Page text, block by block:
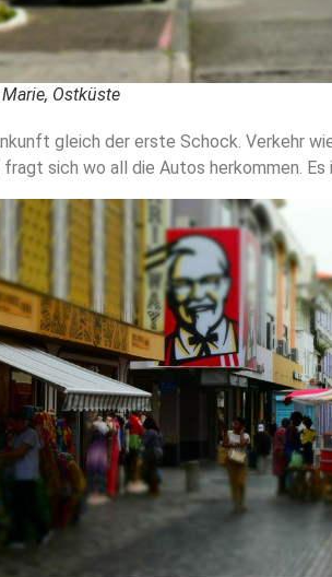
Ostküste
gleich der erste Schock. Verkehr
fragt sich wo all die Autos herkommen.